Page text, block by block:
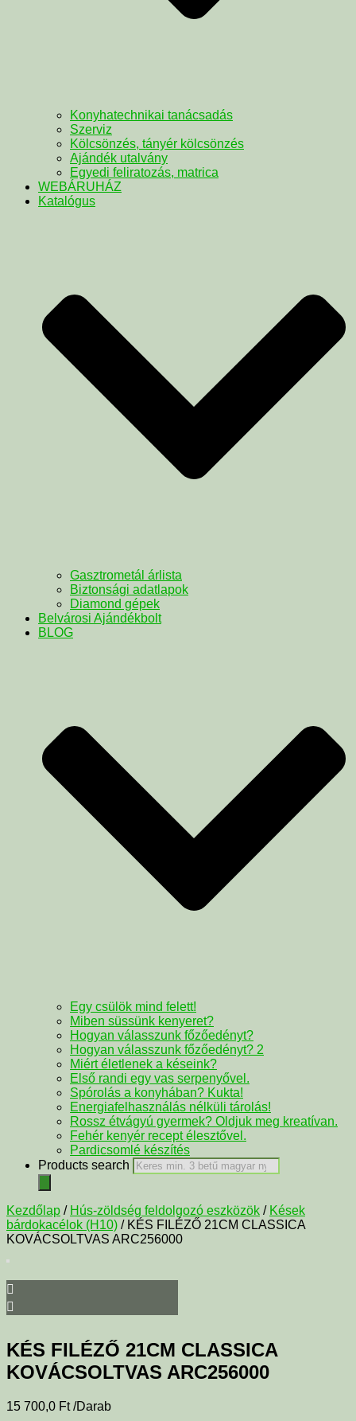
Konyhatechnikai tanácsadás
Szerviz
Kölcsönzés, tányér kölcsönzés
Ajándék utalvány
Egyedi feliratozás, matrica
WEBÁRUHÁZ
Katalógus
Gasztrometál árlista
Biztonsági adatlapok
Diamond gépek
Belvárosi Ajándékbolt
BLOG
Egy csülök mind felett!
Miben süssünk kenyeret?
Hogyan válasszunk főzőedényt?
Hogyan válasszunk főzőedényt? 2
Miért életlenek a késeink?
Első randi egy vas serpenyővel.
Spórolás a konyhában? Kukta!
Energiafelhasználás nélküli tárolás!
Rossz étvágyú gyermek? Oldjuk meg kreatívan.
Fehér kenyér recept élesztővel.
Pardicsomlé készítés
Products search
Kezdőlap / Hús-zöldség feldolgozó eszközök / Kések
bárdokacélok (H10) / KÉS FILÉZŐ 21CM CLASSICA
KOVÁCSOLTVAS ARC256000
KÉS FILÉZŐ 21CM CLASSICA
KOVÁCSOLTVAS ARC256000
15 700,0 Ft /Darab